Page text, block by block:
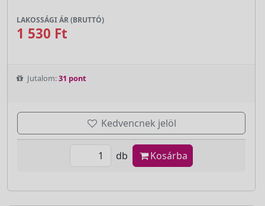
LAKOSSÁGI ÁR (BRUTTÓ)
1 530 Ft
Jutalom:31 pont
Kedvencnek jelöl
db Kosárba